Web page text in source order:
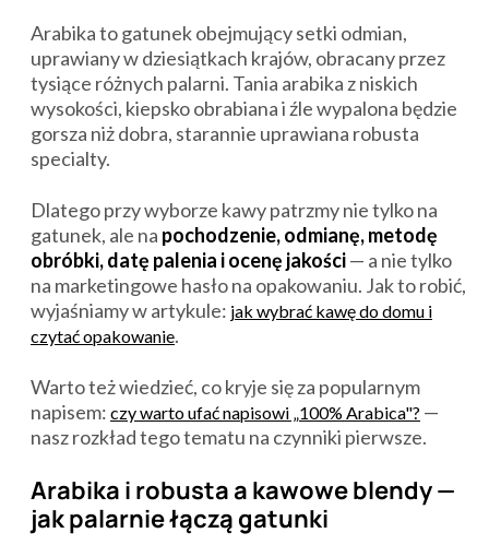
Arabika to gatunek obejmujący setki odmian,
uprawiany w dziesiątkach krajów, obracany przez
tysiące różnych palarni. Tania arabika z niskich
wysokości, kiepsko obrabiana i źle wypalona będzie
gorsza niż dobra, starannie uprawiana robusta
specialty.
Dlatego przy wyborze kawy patrzmy nie tylko na
gatunek, ale na pochodzenie, odmianę, metodę
obróbki, datę palenia i ocenę jakości— a nie tylko
na marketingowe hasło na opakowaniu. Jak to robić,
wyjaśniamy w artykule: jak wybrać kawę do domu i
czytać opakowanie.
Warto też wiedzieć, co kryje się za popularnym
napisem: czy warto ufać napisowi „100% Arabica"? —
nasz rozkład tego tematu na czynniki pierwsze.
Arabika i robusta a kawowe blendy —
jak palarnie łączą gatunki